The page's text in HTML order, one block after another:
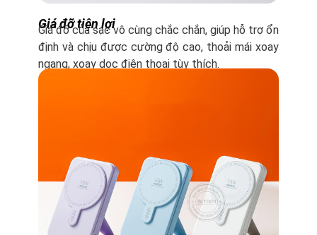
Giá đỡ tiện lợi
Giá đỡ của sạc vô cùng chắc chắn, giúp hỗ trợ ổn
định và chịu được cường độ cao, thoải mái xoay
ngang, xoay dọc điện thoại tùy thích.